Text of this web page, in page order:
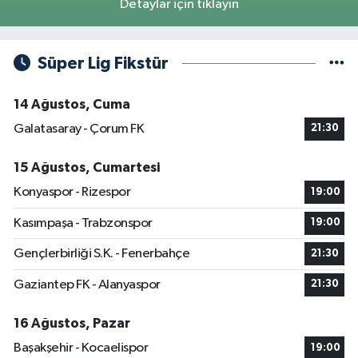
Detaylar için tıklayın
Süper Lig Fikstür
14 Ağustos, Cuma
Galatasaray - Çorum FK
21:30
15 Ağustos, Cumartesi
Konyaspor - Rizespor
19:00
Kasımpaşa - Trabzonspor 19:00
Gençlerbirliği S.K. - Fenerbahçe 21:30
Gaziantep FK - Alanyaspor 21:30
16 Ağustos, Pazar
Başakşehir - Kocaelispor
19:00